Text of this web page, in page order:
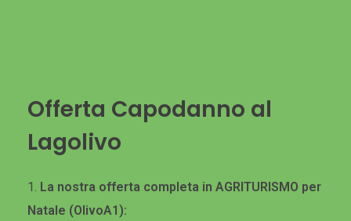
Offerta Capodanno al
Lagolivo
La nostra offerta completa in AGRITURISMO per
Natale (OlivoA1):